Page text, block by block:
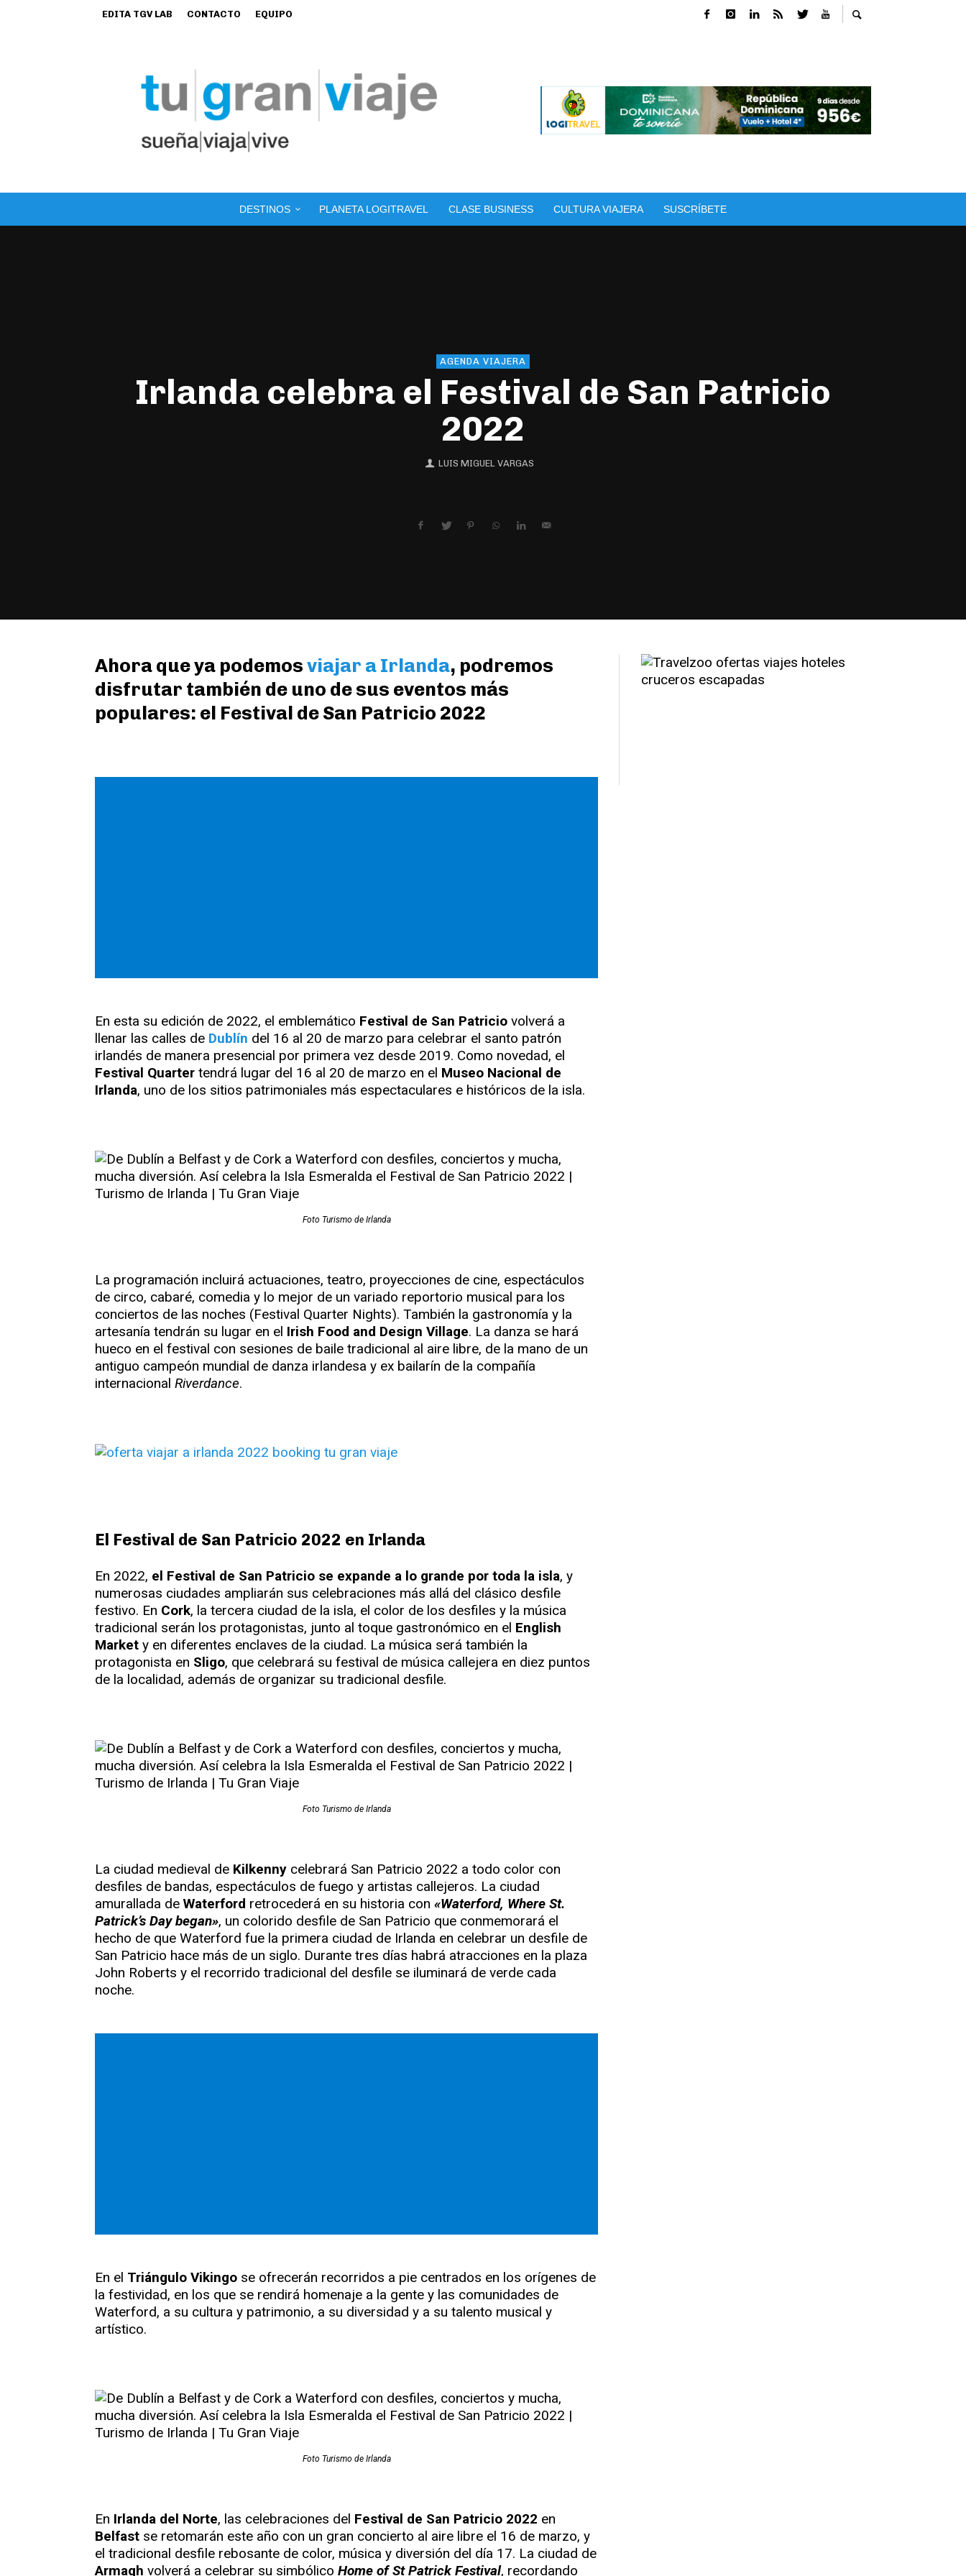
EDITA TGV LAB CONTACTO EQUIPO
DESTINOS PLANETA LOGITRAVEL CLASE BUSINESS CULTURA VIAJERA SUSCRÍBETE
AGENDA VIAJERA
Irlanda celebra el Festival de San Patricio
2022
LUIS MIGUEL VARGAS
Ahora que ya podemosviajar a Irlanda, podremos
disfrutar también de uno de sus eventos más
populares: el Festival de San Patricio 2022
En esta su edición de 2022, el emblemático Festival de San Patricio volverá a
llenar las calles de Dublín del 16 al 20 de marzo para celebrar el santo patrón
irlandés de manera presencial por primera vez desde 2019. Como novedad, el
Festival Quarter tendrá lugar del 16 al 20 de marzo en el Museo Nacional de
Irlanda, uno de los sitios patrimoniales más espectaculares e históricos de la isla.
Foto Turismo de Irlanda
La programación incluirá actuaciones, teatro, proyecciones de cine, espectáculos
de circo, cabaré, comedia y lo mejor de un variado reportorio musical para los
conciertos de las noches (Festival Quarter Nights). También la gastronomía y la
artesanía tendrán su lugar en el Irish Food and Design Village. La danza se hará
hueco en el festival con sesiones de baile tradicional al aire libre, de la mano de un
antiguo campeón mundial de danza irlandesa y ex bailarín de la compañía
internacional Riverdance.
El Festival de San Patricio 2022 en Irlanda
En 2022, el Festival de San Patricio se expande a lo grande por toda la isla, y
numerosas ciudades ampliarán sus celebraciones más allá del clásico desfile
festivo. En Cork, la tercera ciudad de la isla, el color de los desfiles y la música
tradicional serán los protagonistas, junto al toque gastronómico en el English
Market y en diferentes enclaves de la ciudad. La música será también la
protagonista en Sligo, que celebrará su festival de música callejera en diez puntos
de la localidad, además de organizar su tradicional desfile.
Foto Turismo de Irlanda
La ciudad medieval de Kilkenny celebrará San Patricio 2022 a todo color con
desfiles de bandas, espectáculos de fuego y artistas callejeros. La ciudad
amurallada de Waterford retrocederá en su historia con «Waterford, Where St.
Patrick’s Day began», un colorido desfile de San Patricio que conmemorará el
hecho de que Waterford fue la primera ciudad de Irlanda en celebrar un desfile de
San Patricio hace más de un siglo. Durante tres días habrá atracciones en la plaza
John Roberts y el recorrido tradicional del desfile se iluminará de verde cada
noche.
En el Triángulo Vikingo se ofrecerán recorridos a pie centrados en los orígenes de
la festividad, en los que se rendirá homenaje a la gente y las comunidades de
Waterford, a su cultura y patrimonio, a su diversidad y a su talento musical y
artístico.
Foto Turismo de Irlanda
En Irlanda del Norte, las celebraciones del Festival de San Patricio 2022 en
Belfast se retomarán este año con un gran concierto al aire libre el 16 de marzo, y
el tradicional desfile rebosante de color, música y diversión del día 17. La ciudad de
Armagh volverá a celebrar su simbólico Home of St Patrick Festival, recordando